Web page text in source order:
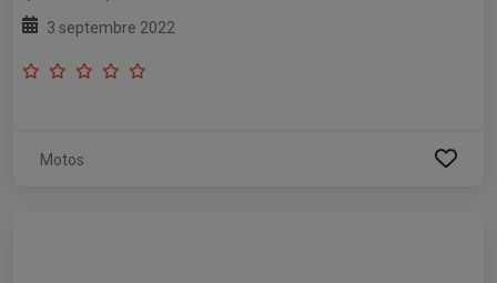
3 septembre 2022
Motos